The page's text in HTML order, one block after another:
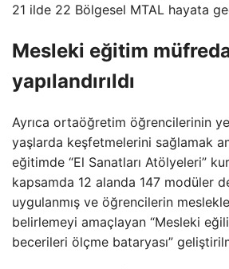
21 ilde 22 Bölgesel MTAL hayata
Mesleki eğitim
yapılandırıldı
Ayrıca ortaöğretim öğrencilerinin
yaşlarda keşfetmelerini sağlamak
eğitimde “El Sanatları Atölyeleri”
kapsamda 12 alanda 147 modüler
uygulanmış ve öğrencilerin
belirlemeyi amaçlayan “Mesleki
becerileri ölçme bataryası”